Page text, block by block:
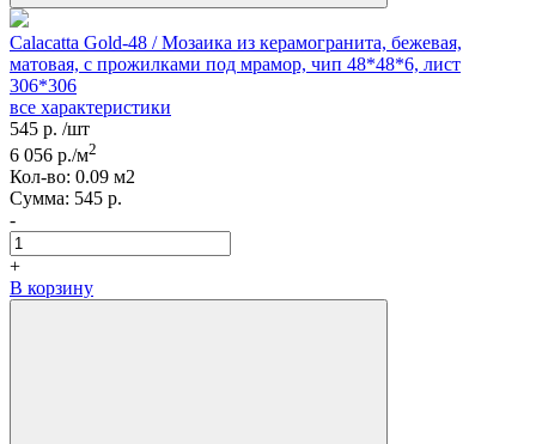
Calacatta Gold-48 / Мозаика из керамогранита, бежевая,
матовая, с прожилками под мрамор, чип 48*48*6, лист
306*306
все характеристики
545 р. /шт
6 056 р./м2
Кол-вo: 0.09 м2
Сумма: 545 р.
-
+
В корзину